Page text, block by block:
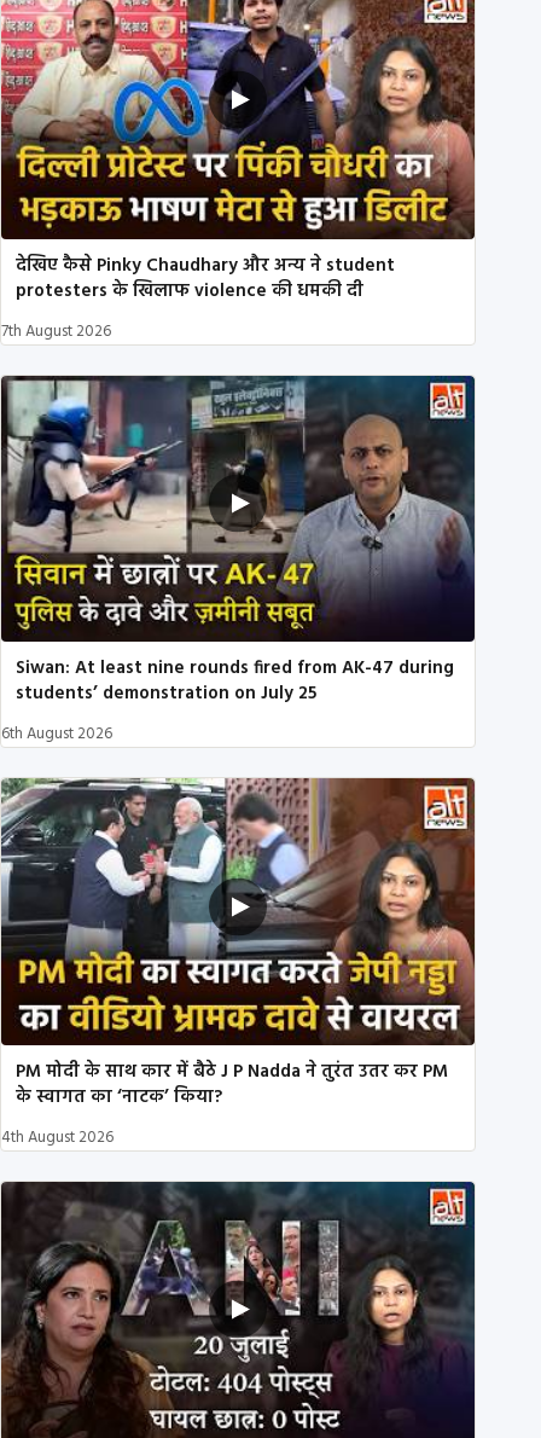
देखिए कैसे Pinky Chaudhary और अन्य ने student
protesters के खिलाफ violence की धमकी दी
7th August 2026
Siwan: At least nine rounds fired from AK-47 during
students’ demonstration on July 25
6th August 2026
PM मोदी के साथ कार में बैठे J P Nadda ने तुरंत उतर कर PM
के स्वागत का ‘नाटक’ किया?
4th August 2026